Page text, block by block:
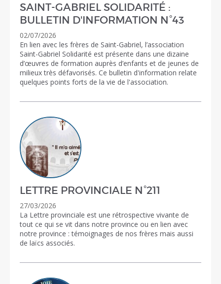
SAINT-GABRIEL SOLIDARITÉ :
BULLETIN D'INFORMATION N°43
02/07/2026
En lien avec les frères de Saint-Gabriel, l’association
Saint-Gabriel Solidarité est présente dans une dizaine
d’œuvres de formation auprès d’enfants et de jeunes de
milieux très défavorisés. Ce bulletin d'information relate
quelques points forts de la vie de l'association.
LETTRE PROVINCIALE N°211
27/03/2026
La Lettre provinciale est une rétrospective vivante de
tout ce qui se vit dans notre province ou en lien avec
notre province : témoignages de nos frères mais aussi
de laïcs associés.